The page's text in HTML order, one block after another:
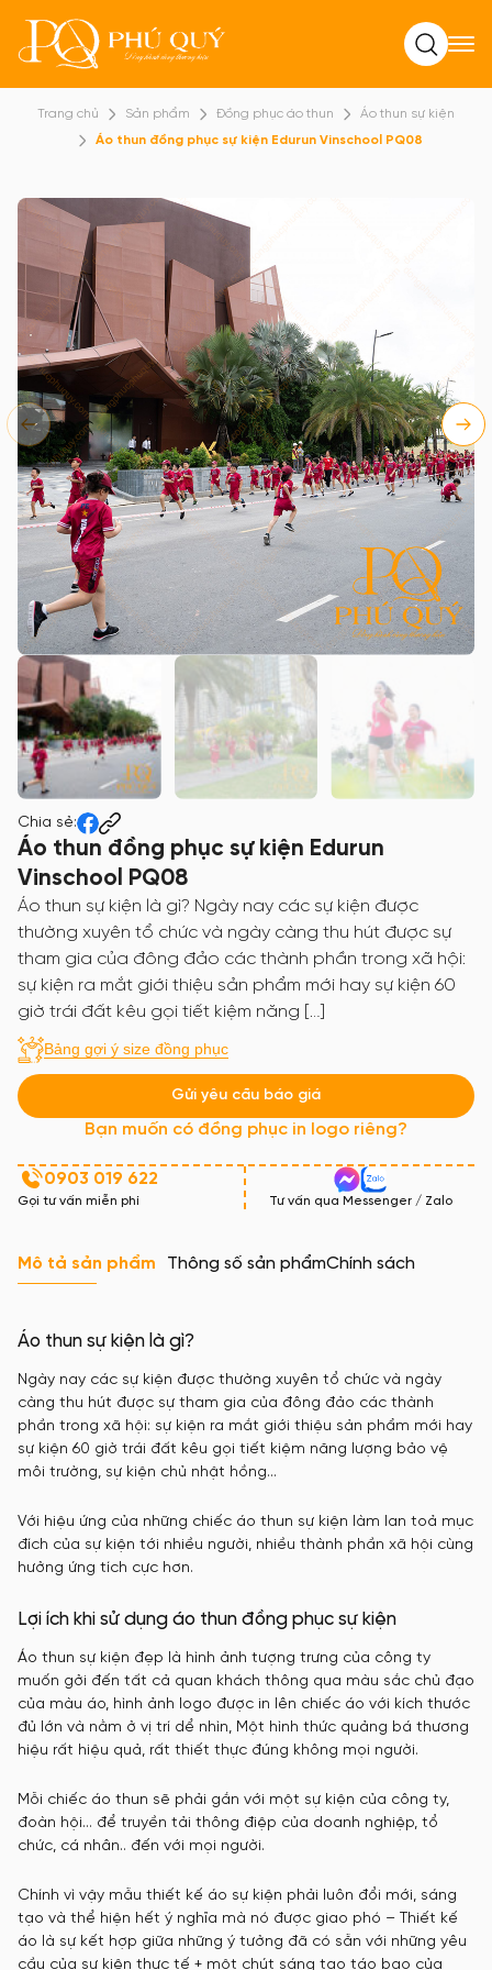
Tìm kiếm
Trang chủ Sản phẩm Đồng phục áo thun
Áo thun sự kiện
Áo thun đồng phục sự kiện Edurun Vinschool PQ08
Chia sẻ:
Áo thun đồng phục sự kiện Edurun
Vinschool PQ08
Áo thun sự kiện là gì? Ngày nay các sự kiện được
thường xuyên tổ chức và ngày càng thu hút được sự
tham gia của đông đảo các thành phần trong xã hội:
sự kiện ra mắt giới thiệu sản phẩm mới hay sự kiện 60
giờ trái đất kêu gọi tiết kiệm năng […]
Bảng gợi ý size đồng phục
Gửi yêu cầu báo giá
Bạn muốn có đồng phục in logo riêng?
0903 019 622
Gọi tư vấn miễn phí Tư vấn qua Messenger / Zalo
Mô tả sản phẩm Thông số sản phẩmChính sách
Áo thun sự kiện là gì?
Ngày nay các sự kiện được thường xuyên tổ chức và ngày
càng thu hút được sự tham gia của đông đảo các thành
phần trong xã hội: sự kiện ra mắt giới thiệu sản phẩm mới hay
sự kiện 60 giờ trái đất kêu gọi tiết kiệm năng lượng bảo vệ
môi trường, sự kiện chủ nhật hồng…
Với hiệu ứng của những chiếc áo thun sự kiện làm lan toả mục
đích của sự kiện tới nhiều người, nhiều thành phần xã hội cùng
hưởng ứng tích cực hơn.
Lợi ích khi sử dụng áo thun đồng phục sự kiện
Áo thun sự kiện đẹp là hình ảnh tượng trưng của công ty
muốn gởi đến tất cả quan khách thông qua màu sắc chủ đạo
của màu áo, hình ảnh logo được in lên chiếc áo với kích thước
đủ lớn và nằm ở vị trí dể nhìn, Một hình thức quảng bá thương
hiệu rất hiệu quả, rất thiết thực đúng không mọi người.
Mỗi chiếc áo thun sẽ phải gắn với một sự kiện của công ty,
đoàn hội… để truyền tải thông điệp của doanh nghiệp, tổ
chức, cá nhân.. đến với mọi người.
Chính vì vậy mẫu thiết kế áo sự kiện phải luôn đổi mới, sáng
tạo và thể hiện hết ý nghĩa mà nó được giao phó – Thiết kế
áo là sự kết hợp giữa những ý tưởng đã có sẵn với những yêu
cầu của sự kiện thực tế + một chút sáng tạo táo bạo của